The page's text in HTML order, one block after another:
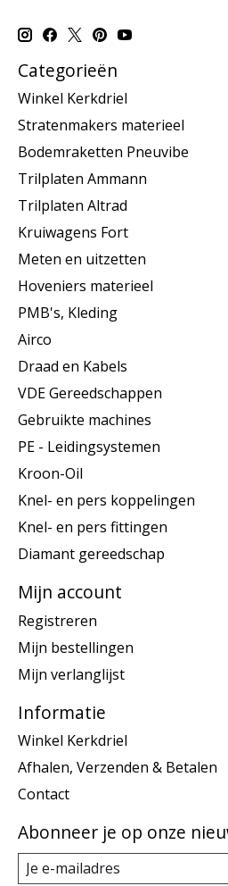
Categorieën
Winkel Kerkdriel
Stratenmakers materieel
Bodemraketten Pneuvibe
Trilplaten Ammann
Trilplaten Altrad
Kruiwagens Fort
Meten en uitzetten
Hoveniers materieel
PMB's, Kleding
Airco
Draad en Kabels
VDE Gereedschappen
Gebruikte machines
PE - Leidingsystemen
Kroon-Oil
Knel- en pers koppelingen
Knel- en pers fittingen
Diamant gereedschap
Mijn account
Registreren
Mijn bestellingen
Mijn verlanglijst
Informatie
Winkel Kerkdriel
Afhalen, Verzenden & Betalen
Contact
Abonneer je op onze